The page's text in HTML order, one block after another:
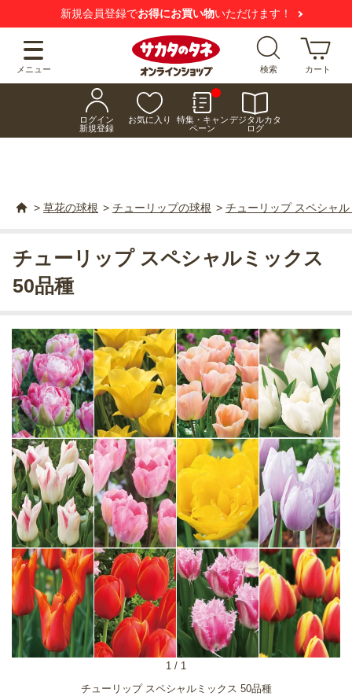
新規会員登録でお得にお買い物いただけます！
メニュー 検索 カート
ログイン
新規登録
お気に入り
特集・キャン
ペーン
デジタルカタ
ログ
> 草花の球根 > チューリップの球根 > チューリップ スペシャ
チューリップ スペシャルミックス 50品種
1 / 1
チューリップ スペシャルミックス
50品種